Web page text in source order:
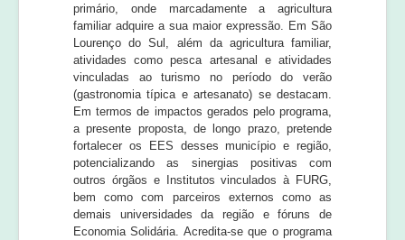
primário, onde marcadamente a agricultura
familiar adquire a sua maior expressão. Em São
Lourenço do Sul, além da agricultura familiar,
atividades como pesca artesanal e atividades
vinculadas ao turismo no período do verão
(gastronomia típica e artesanato) se destacam.
Em termos de impactos gerados pelo programa,
a presente proposta, de longo prazo, pretende
fortalecer os EES desses município e região,
potencializando as sinergias positivas com
outros órgãos e Institutos vinculados à FURG,
bem como com parceiros externos como as
demais universidades da região e fóruns de
Economia Solidária. Acredita-se que o programa